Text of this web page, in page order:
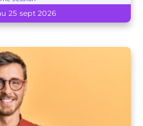
25 sept 2026